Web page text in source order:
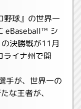
野球』の世界一
eBaseball™ シ
決勝戦が11月
ライナ州で開
手が、世界一の
な王者が、